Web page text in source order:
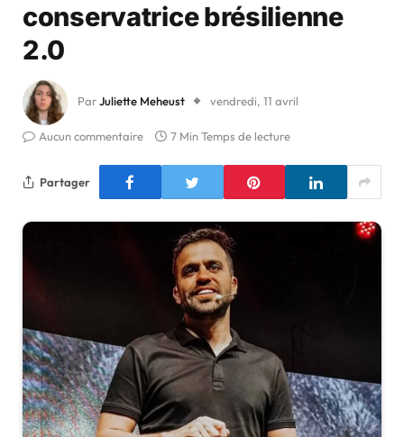
conservatrice brésilienne
2.0
ParJuliette Meheust vendredi, 11 avril
Aucun commentaire 7 Min Temps de lecture
Partager